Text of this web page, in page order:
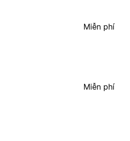
Miễn phí
Miễn phí